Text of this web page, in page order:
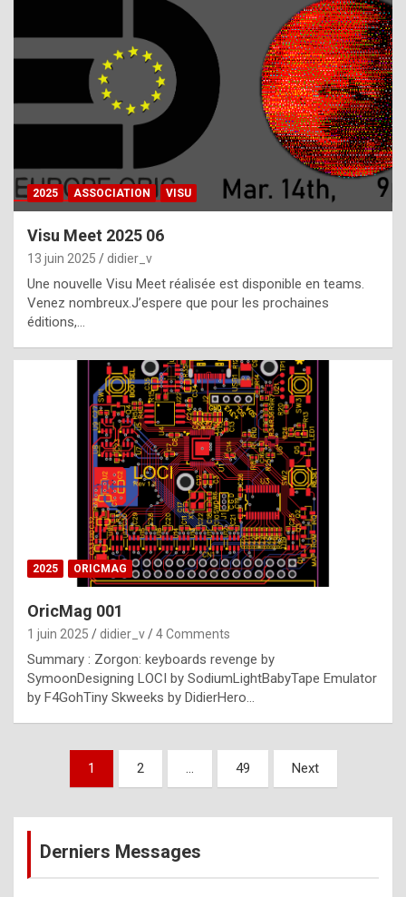
h
a
t
t
e
b
e
s
t
p
h
o
n
y
l
e
x
a
%
2025 ASSOCIATION VISU
Visu Meet 2025 06
13 juin 2025 didier_v
Une nouvelle Visu Meet réalisée est disponible en teams.
Venez nombreux.J’espere que pour les prochaines
éditions,…
2025 ORICMAG
OricMag 001
1 juin 2025 didier_v 4 Comments
Summary : Zorgon: keyboards revenge by
SymoonDesigning LOCI by SodiumLightBabyTape Emulator
by F4GohTiny Skweeks by DidierHero…
Pagination
publications
1 2 … 49 Next
Derniers Messages